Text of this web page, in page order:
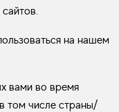
на нашем
вами во время
том числе страны/